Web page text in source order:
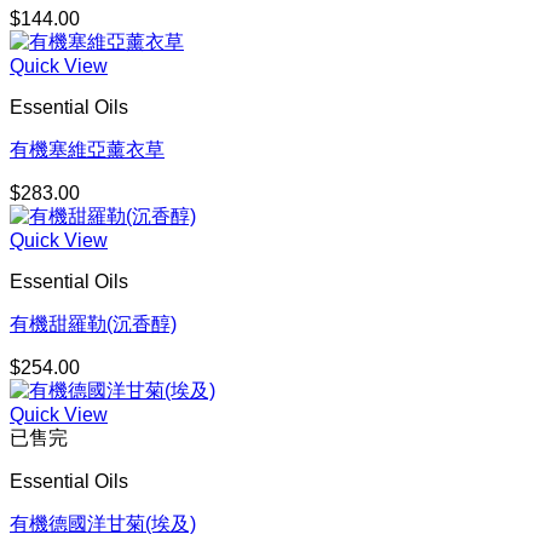
$144.00
Quick View
Essential Oils
有機塞維亞薰衣草
$283.00
Quick View
Essential Oils
有機甜羅勒(沉香醇)
$254.00
Quick View
已售完
Essential Oils
有機德國洋甘菊(埃及)